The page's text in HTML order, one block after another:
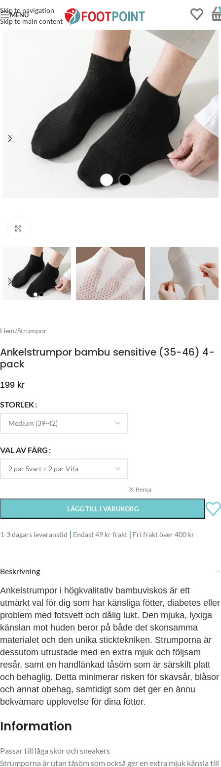
Skip to navigation
Skip to main content
MENU
Hem/Strumpor
Ankelstrumpor bambu sensitive (35-46) 4-
pack
199 kr
STORLEK
VAL AV FÄRG
Rensa
LÄGG TILL I VARUKORG
1-3 dagars leveranstid | Endast 49 kr frakt | Fri frakt över 400 kr
Beskrivning
Ankelstrumpor i högkvalitativ bambuviskos är ett
utmärkt val för dig som har känsliga fötter, diabetes eller
problem med fotsvett och dålig lukt. Den mjuka, lyxiga
känslan mot huden beror på både det skonsamma
materialet och den unika sticktekniken. Strumporna är
dessutom utrustade med en extra mjuk och följsam
resår, samt en handlänkad tåsöm som är särskilt platt
och behaglig. Detta minimerar risken för skavsår, blåsor
och annat obehag, samtidigt som det ger en ännu
bekvämare upplevelse för dina fötter.
Information
Passar till låga skor och sneakers
Strumporna är utan tåsöm som också ger en extra mjuk känsla till
Komfortstrumpor Extra
lös resår Utan tåsöm
(35-47) - Vardag
189
LÄS MER